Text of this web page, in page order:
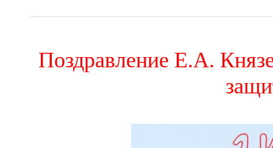
Поздравление Е.А.